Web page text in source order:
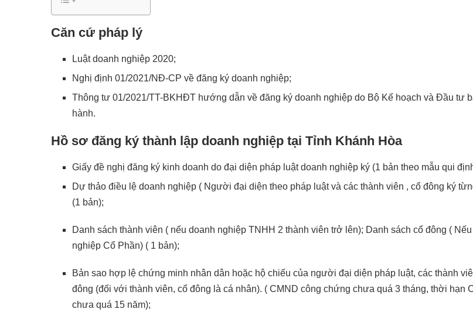
Căn cứ pháp lý
Luật doanh nghiệp 2020;
Nghị định 01/2021/NĐ-CP về đăng ký doanh nghiệp;
Thông tư 01/2021/TT-BKHĐT hướng dẫn về đăng ký doanh nghiệp do Bộ Kế hoạch và Đầu tư
hành.
Hồ sơ đăng ký thành lập doanh nghiệp tại Tỉnh Khánh Hòa
Giấy đề nghị đăng ký kinh doanh do đại diện pháp luật doanh nghiệp ký (1 bản theo mẫu qui
Dự thảo điều lệ doanh nghiệp ( Người đại diện theo pháp luật và các thành viên , cổ đông ký
(1 bản);
Danh sách thành viên ( nếu doanh nghiệp TNHH 2 thành viên trở lên); Danh sách cổ đông (
nghiệp Cổ Phần) ( 1 bản);
Bản sao hợp lệ chứng minh nhân dân hoặc hộ chiếu của người đại diện pháp luật, các thành
đông (đối với thành viên, cổ đông là cá nhân). ( CMND công chứng chưa quá 3 tháng, thời hạn
chưa quá 15 năm);